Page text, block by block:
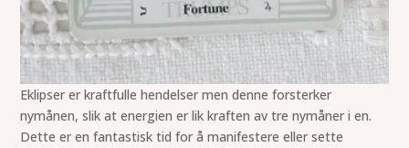
Eklipser er kraftfulle hendelser men denne forsterker
nymånen, slik at energien er lik kraften av tre nymåner i en.
Dette er en fantastisk tid for å manifestere eller sette